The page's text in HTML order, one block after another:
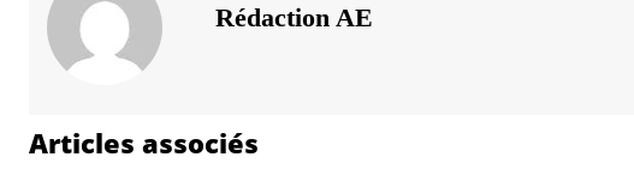
Rédaction AE
Articles associés